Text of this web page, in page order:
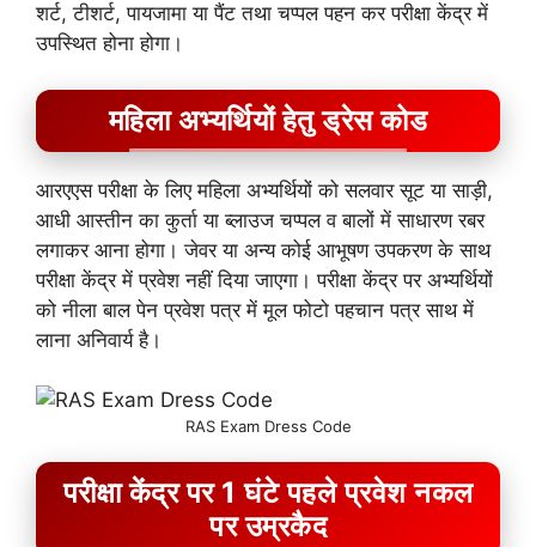
शर्ट, टीशर्ट, पायजामा या पैंट तथा चप्पल पहन कर परीक्षा केंद्र में
उपस्थित होना होगा।
महिला अभ्यर्थियों हेतु ड्रेस कोड
आरएएस परीक्षा के लिए महिला अभ्यर्थियों को सलवार सूट या साड़ी,
आधी आस्तीन का कुर्ता या ब्लाउज चप्पल व बालों में साधारण रबर
लगाकर आना होगा। जेवर या अन्य कोई आभूषण उपकरण के साथ
परीक्षा केंद्र में प्रवेश नहीं दिया जाएगा। परीक्षा केंद्र पर अभ्यर्थियों
को नीला बाल पेन प्रवेश पत्र में मूल फोटो पहचान पत्र साथ में
लाना अनिवार्य है।
RAS Exam Dress Code
परीक्षा केंद्र पर 1 घंटे पहले प्रवेश नकल
पर उम्रकैद